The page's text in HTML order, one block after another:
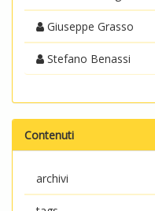
Giuseppe Grasso
Stefano Benassi
Contenuti
archivi